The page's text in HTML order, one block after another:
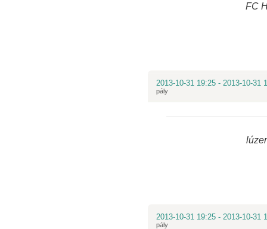
FC
2013-10-31 19:25 - 2013-10-31
pály
2013-10-31 19:25 - 2013-10-31
pály